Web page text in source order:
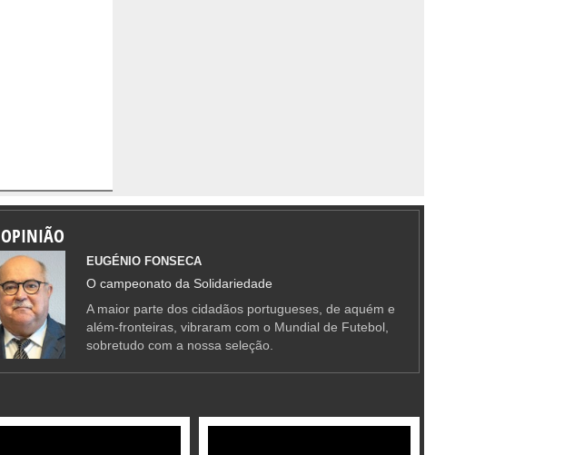
OPINIÃO
EUGÉNIO FONSECA
O campeonato da Solidariedade
A maior parte dos cidadãos portugueses, de aquém e
além-fronteiras, vibraram com o Mundial de Futebol,
sobretudo com a nossa seleção.